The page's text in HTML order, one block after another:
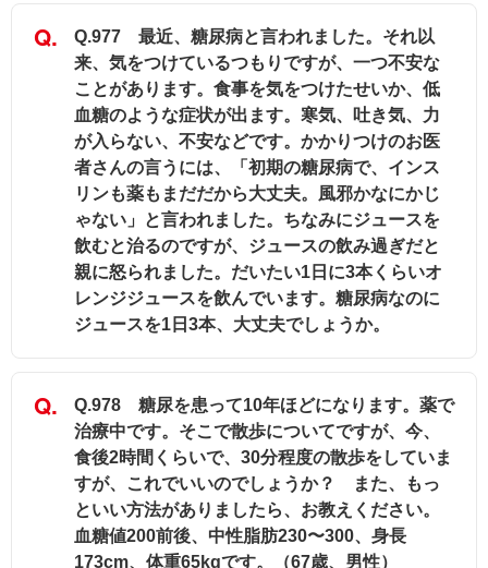
Q.977 最近、糖尿病と言われました。それ以
来、気をつけているつもりですが、一つ不安な
ことがあります。食事を気をつけたせいか、低
血糖のような症状が出ます。寒気、吐き気、力
が入らない、不安などです。かかりつけのお医
者さんの言うには、「初期の糖尿病で、インス
リンも薬もまだだから大丈夫。風邪かなにかじ
ゃない」と言われました。ちなみにジュースを
飲むと治るのですが、ジュースの飲み過ぎだと
親に怒られました。だいたい1日に3本くらいオ
レンジジュースを飲んでいます。糖尿病なのに
ジュースを1日3本、大丈夫でしょうか。
Q.978 糖尿を患って10年ほどになります。薬で
治療中です。そこで散歩についてですが、今、
食後2時間くらいで、30分程度の散歩をしていま
すが、これでいいのでしょうか？ また、もっ
といい方法がありましたら、お教えください。
血糖値200前後、中性脂肪230〜300、身長
173cm、体重65kgです。（67歳、男性）